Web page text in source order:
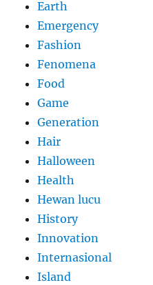
Earth
Emergency
Fashion
Fenomena
Food
Game
Generation
Hair
Halloween
Health
Hewan lucu
History
Innovation
Internasional
Island